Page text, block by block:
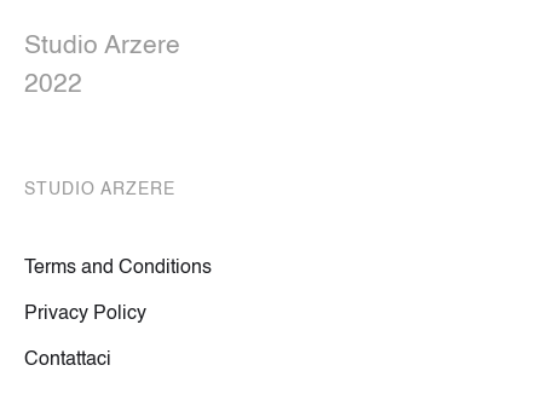
Studio Arzere
2022
STUDIO ARZERE
Terms and Conditions
Privacy Policy
Contattaci